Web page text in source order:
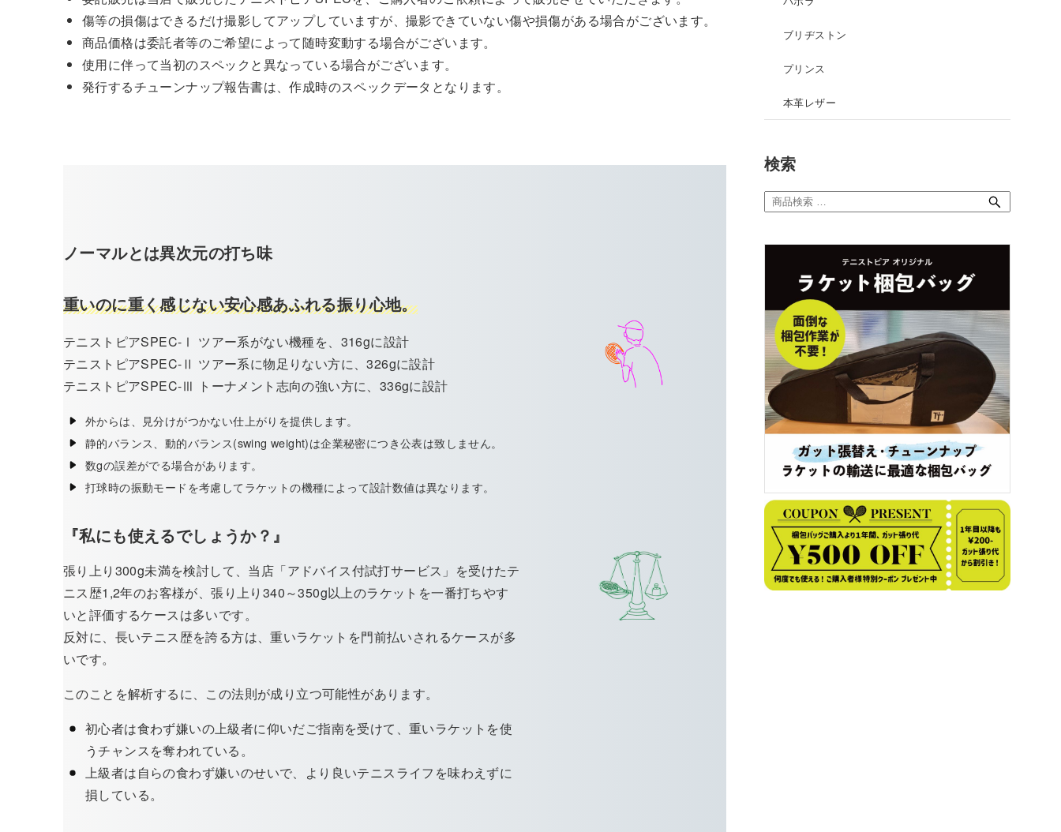
傷等の損傷はできるだけ撮影してアップしていますが、撮影できていない傷や損傷がある場合がございます。
商品価格は委託者等のご希望によって随時変動する場合がございます。
使用に伴って当初のスペックと異なっている場合がございます。
発行するチューンナップ報告書は、作成時のスペックデータとなります。
ノーマルとは異次元の打ち味
重いのに重く感じない安心感あふれる振り心地。
テニストピアSPEC-Ⅰ ツアー系がない機種を、316gに設計
テニストピアSPEC-Ⅱ ツアー系に物足りない方に、326gに設計
テニストピアSPEC-Ⅲ トーナメント志向の強い方に、336gに設計
外からは、見分けがつかない仕上がりを提供します。
静的バランス、動的バランス(swing weight)は企業秘密につき公表は致しません。
数gの誤差がでる場合があります。
打球時の振動モードを考慮してラケットの機種によって設計数値は異なります。
『私にも使えるでしょうか？』
張り上り300g未満を検討して、当店「アドバイス付試打サービス」を受けたテ
ニス歴1,2年のお客様が、張り上り340～350g以上のラケットを一番打ちやす
いと評価するケースは多いです。
反対に、長いテニス歴を誇る方は、重いラケットを門前払いされるケースが多
いです。
このことを解析するに、この法則が成り立つ可能性があります。
初心者は食わず嫌いの上級者に仰いだご指南を受けて、重いラケットを使
うチャンスを奪われている。
上級者は自らの食わず嫌いのせいで、より良いテニスライフを味わえずに
損している。
ブリヂストン
プリンス
本革レザー
検索
検
索
象: